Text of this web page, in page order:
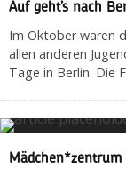
Auf geht’s nach
Im Oktober waren
allen anderen
Tage in Berlin. Die